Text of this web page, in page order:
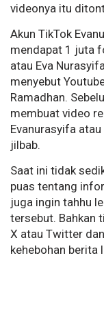
videonya itu
Akun TikTok
mendapat 1 juta
atau Eva
menyebut
Ramadhan.
membuat video
Evanurasyifa
jilbab.
Saat ini tidak
puas tentang
juga ingin tahhu
tersebut. Bahkan
X atau Twitter
kehebohan berita